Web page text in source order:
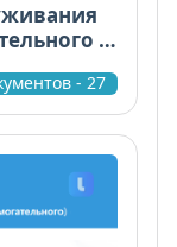
и
- 27